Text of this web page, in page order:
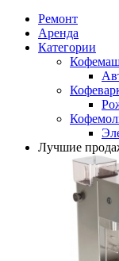
Ремонт
Аренда
Категории
Лучшие